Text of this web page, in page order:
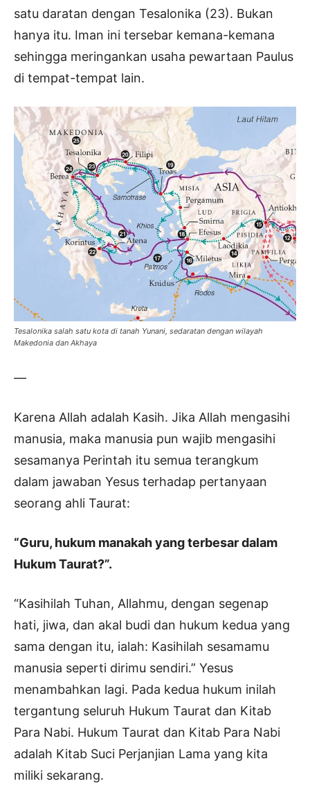
satu daratan dengan Tesalonika (23). Bukan
hanya itu. Iman ini tersebar kemana-kemana
sehingga meringankan usaha pewartaan Paulus
di tempat-tempat lain.
Tesalonika salah satu kota di tanah Yunani, sedaratan dengan wilayah
Makedonia dan Akhaya
—
Karena Allah adalah Kasih. Jika Allah mengasihi
manusia, maka manusia pun wajib mengasihi
sesamanya Perintah itu semua terangkum
dalam jawaban Yesus terhadap pertanyaan
seorang ahli Taurat:
“Guru, hukum manakah yang terbesar dalam
Hukum Taurat?”.
“Kasihilah Tuhan, Allahmu, dengan segenap
hati, jiwa, dan akal budi dan hukum kedua yang
sama dengan itu, ialah: Kasihilah sesamamu
manusia seperti dirimu sendiri.” Yesus
menambahkan lagi. Pada kedua hukum inilah
tergantung seluruh Hukum Taurat dan Kitab
Para Nabi. Hukum Taurat dan Kitab Para Nabi
adalah Kitab Suci Perjanjian Lama yang kita
miliki sekarang.